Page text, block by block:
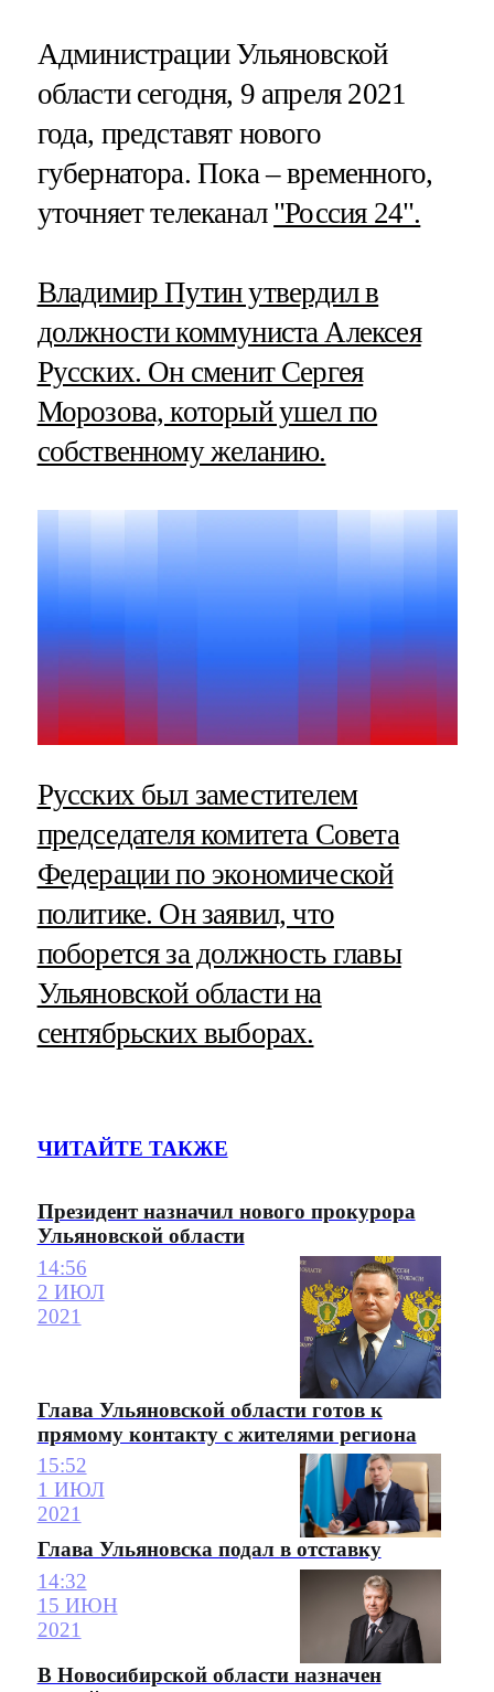
Администрации Ульяновской
области сегодня, 9 апреля 2021
года, представят нового
губернатора. Пока – временного,
уточняет телеканал "Россия 24".
Владимир Путин утвердил в
должности коммуниста Алексея
Русских. Он сменит Сергея
Морозова, который ушел по
собственному желанию.
Русских был заместителем
председателя комитета Совета
Федерации по экономической
политике. Он заявил, что
поборется за должность главы
Ульяновской области на
сентябрьских выборах.
ЧИТАЙТЕ ТАКЖЕ
Президент назначил нового прокурора
Ульяновской области
14:56
2 ИЮЛ
2021
Глава Ульяновской области готов к
прямому контакту с жителями региона
15:52
1 ИЮЛ
2021
Глава Ульяновска подал в отставку
14:32
15 ИЮН
2021
В Новосибирской области назначен